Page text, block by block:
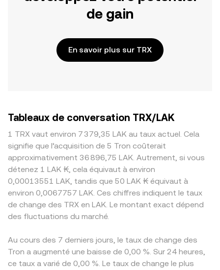
de gain
En savoir plus sur TRX
Tableaux de conversation TRX/LAK
1 TRX vaut environ 7 379,35 LAK au taux actuel. Cela
signifie que l’acquisition de 5 Tron coûterait
approximativement 36 896,75 LAK. Autrement, si vous
détenez 1 LAK ₭, cela équivaut à environ
0,00013551 LAK, tandis que 50 LAK ₭ équivaut à
environ 0,0067757 LAK. Ces chiffres indiquent le taux
de change des TRX en LAK. Le montant exact dépend
des fluctuations du marché.
Au cours des 7 derniers jours, le taux de change des
Tron a augmenté une baisse de 0,00 %. Sur 24 heures,
ce taux a varié de 0,00 %. Le taux de change le plus